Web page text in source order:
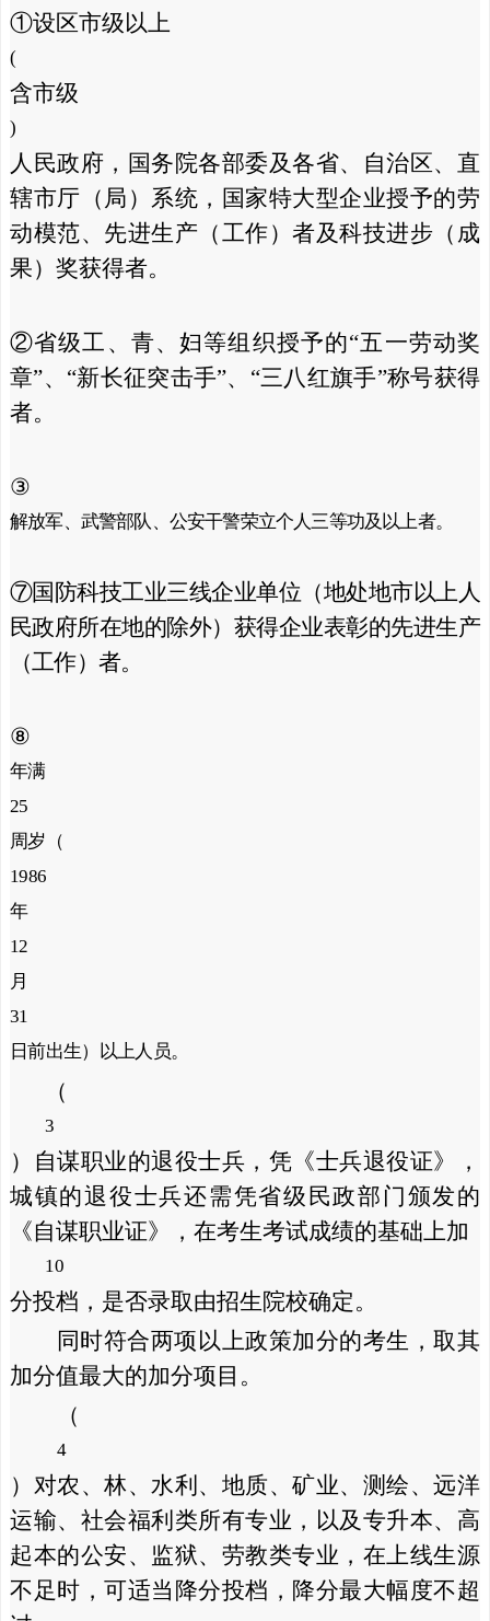
①设区市级以上
(
含市级
)
人民政府，国务院各部委及各省、自治区、直
辖市厅（局）系统，国家特大型企业授予的劳
动模范、先进生产（工作）者及科技进步（成
果）奖获得者。
②省级工、青、妇等组织授予的“五一劳动奖
章”、“新长征突击手”、“三八红旗手”称号获得
者。
③
解放军、武警部队、公安干警荣立个人三等功及以上者。
⑦国防科技工业三线企业单位（地处地市以上人
民政府所在地的除外）获得企业表彰的先进生产
（工作）者。
⑧
年满
25
周岁（
1986
年
12
月
31
日前出生）以上人员。
（
3
）自谋职业的退役士兵，凭《士兵退役证》，
城镇的退役士兵还需凭省级民政部门颁发的
《自谋职业证》，在考生考试成绩的基础上加
10
分投档，是否录取由招生院校确定。
同时符合两项以上政策加分的考生，取其
加分值最大的加分项目。
（
4
）对农、林、水利、地质、矿业、测绘、远洋
运输、社会福利类所有专业，以及专升本、高
起本的公安、监狱、劳教类专业，在上线生源
不足时，可适当降分投档，降分最大幅度不超